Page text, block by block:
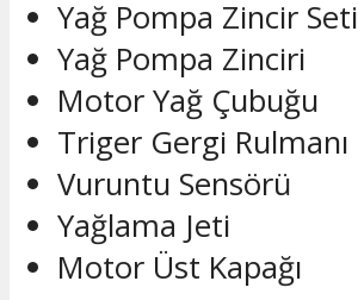
Yağ Pompa Zincir Seti
Yağ Pompa Zinciri
Motor Yağ Çubuğu
Triger Gergi Rulmanı
Vuruntu Sensörü
Yağlama Jeti
Motor Üst Kapağı